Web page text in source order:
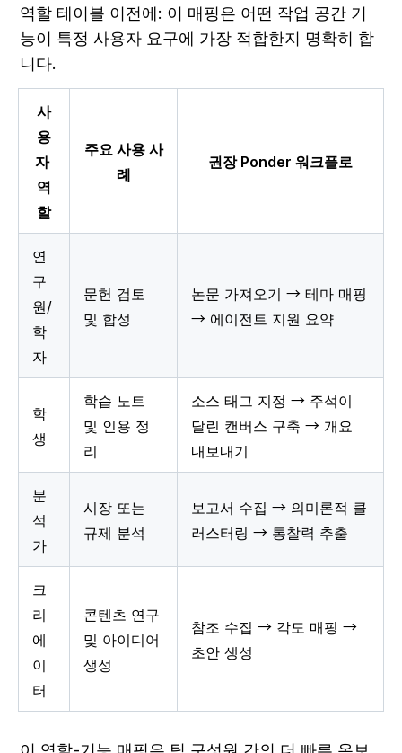
역할 테이블 이전에: 이 매핑은 어떤 작업 공간 기
능이 특정 사용자 요구에 가장 적합한지 명확히 합
니다.
사
용
자
역
할
주요 사용 사
례
권장 Ponder 워크플로
연
구
원/
학
자
문헌 검토
및 합성
논문 가져오기 → 테마 매핑
→ 에이전트 지원 요약
학
생
학습 노트
및 인용 정
리
소스 태그 지정 → 주석이
달린 캔버스 구축 → 개요
내보내기
분
석
가
시장 또는
규제 분석
보고서 수집 → 의미론적 클
러스터링 → 통찰력 추출
크
리
에
이
터
콘텐츠 연구
및 아이디어
생성
참조 수집 → 각도 매핑 →
초안 생성